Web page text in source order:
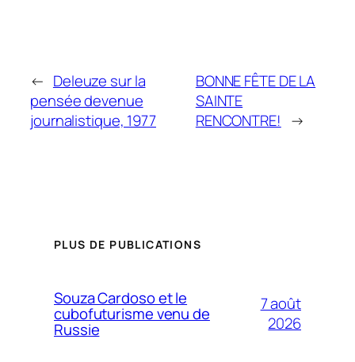
← Deleuze sur la
pensée devenue
journalistique, 1977
BONNE FÊTE DE LA
SAINTE
RENCONTRE! →
PLUS DE PUBLICATIONS
Souza Cardoso et le
cubofuturisme venu de
Russie
7 août
2026